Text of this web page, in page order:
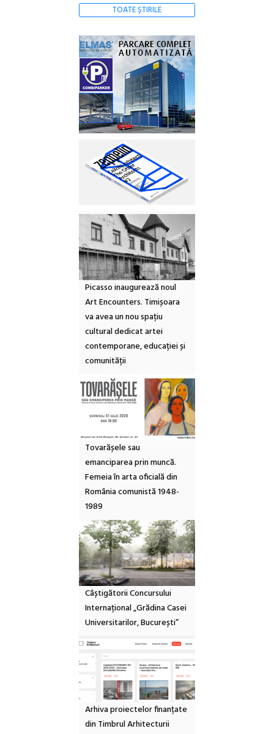
TOATE ȘTIRILE
Picasso inaugurează noul
Art Encounters. Timișoara
va avea un nou spațiu
cultural dedicat artei
contemporane, educației și
comunității
Tovarășele sau
emanciparea prin muncă.
Femeia în arta oficială din
România comunistă 1948-
1989
Câștigătorii Concursului
Internațional „Grădina Casei
Universitarilor, București”
Arhiva proiectelor finanțate
din Timbrul Arhitecturii